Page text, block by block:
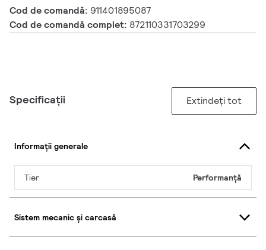
Cod de comandă: 911401895087
Cod de comandă complet: 872110331703299
Specificații Extindeți tot
Informații generale
Tier Performanță
Sistem mecanic și carcasă